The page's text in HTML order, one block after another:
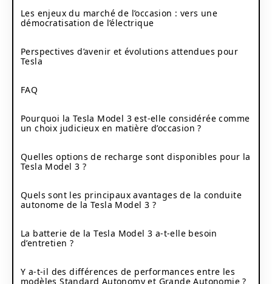
Les enjeux du marché de l’occasion : vers une
démocratisation de l’électrique
Perspectives d’avenir et évolutions attendues pour
Tesla
FAQ
Pourquoi la Tesla Model 3 est-elle considérée comme
un choix judicieux en matière d’occasion ?
Quelles options de recharge sont disponibles pour la
Tesla Model 3 ?
Quels sont les principaux avantages de la conduite
autonome de la Tesla Model 3 ?
La batterie de la Tesla Model 3 a-t-elle besoin
d’entretien ?
Y a-t-il des différences de performances entre les
modèles Standard Autonomy et Grande Autonomie ?